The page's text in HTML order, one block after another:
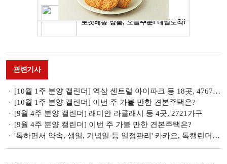
관련기사
[10월 1주 분양 캘린더] 역삼 센트럴 아이파크 등 18곳, 4767가구
[10월 1주 분양 캘린더] 이번 주 가볼 만한 견본주택은?
[9월 4주 분양 캘린더] 래미안 라클래시 등 4곳, 2721가구
[9월 4주 분양 캘린더] 이번 주 가볼 만한 견본주택은?
'톡하면서 약속, 생일, 기념일 등 일정관리' 카카오, 톡캘린더 기능 출시